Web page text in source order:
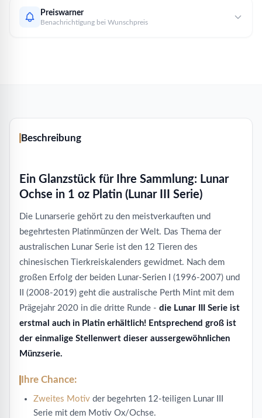
MengePreiswarner
Benachrichtigung bei Wunschpreis
Beschreibung
Ein Glanzstück für Ihre Sammlung: Lunar
Ochse in 1 oz Platin (Lunar III Serie)
Die Lunarserie gehört zu den meistverkauften und
begehrtesten Platinmünzen der Welt. Das Thema der
australischen Lunar Serie ist den 12 Tieren des
chinesischen Tierkreiskalenders gewidmet. Nach dem
großen Erfolg der beiden Lunar-Serien I (1996-2007) und
II (2008-2019) geht die australische Perth Mint mit dem
Prägejahr 2020 in die dritte Runde - die Lunar III Serie ist
erstmal auch in Platin erhältlich! Entsprechend groß ist
der einmalige Stellenwert dieser aussergewöhnlichen
Münzserie.
Ihre Chance:
Zweites Motiv der begehrten 12-teiligen Lunar III
Serie mit dem Motiv Ox/Ochse.